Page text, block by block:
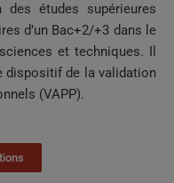
études supérieures
d’un Bac+2/+3 dans le
et techniques. Il
dispositif de la validation
(VAPP).